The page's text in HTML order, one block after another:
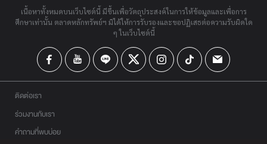
เนื้อหาทั้งหมดบนเว็บไซต์นี้ มีขึ้นเพื่อวัตถุประสงค์ในการให้ข้อมูลและเพื่อการ
ศึกษาเท่านั้น ตลาดหลักทรัพย์ฯ มิได้ให้การรับรองและขอปฏิเสธต่อความรับผิดใด
ๆ ในเว็บไซต์นี้
ติดต่อเรา
ร่วมงานกับเรา
คำถามที่พบบ่อย